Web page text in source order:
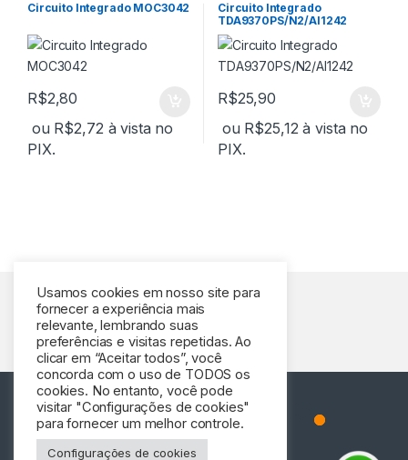
Circuito Integrado MOC3042
R$2,80
ou R$2,72 à vista no
PIX.
Circuito Integrado
TDA9370PS/N2/AI1242
R$25,90
ou R$25,12 à vista no
PIX.
Usamos cookies em nosso site para
fornecer a experiência mais
relevante, lembrando suas
preferências e visitas repetidas. Ao
clicar em “Aceitar todos”, você
concorda com o uso de TODOS os
cookies. No entanto, você pode
visitar "Configurações de cookies"
para fornecer um melhor controle.
Configurações de cookies